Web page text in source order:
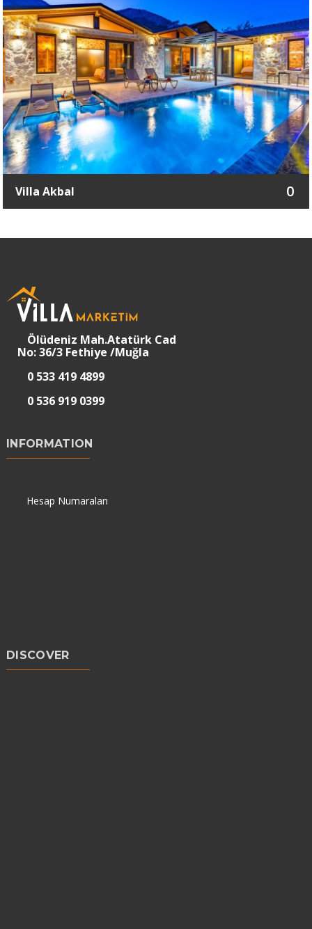
Villa Akbal 0
Ölüdeniz Mah.Atatürk Cad
No: 36/3 Fethiye /Muğla
0 533 419 4899
0 536 919 0399
INFORMATION
Hesap Numaraları
DISCOVER